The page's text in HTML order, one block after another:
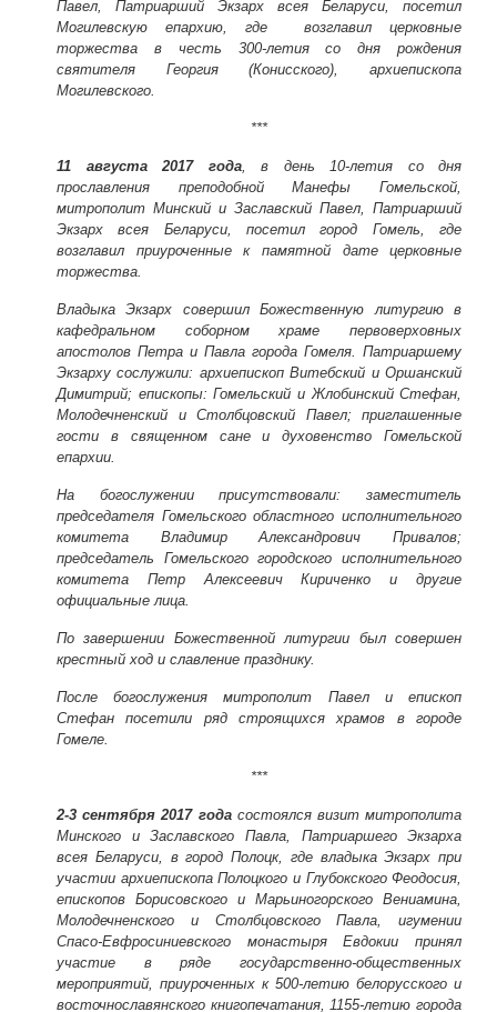
Павел, Патриарший Экзарх всея Беларуси, посетил
Могилевскую епархию, где возглавил церковные
торжества в честь 300-летия со дня рождения
святителя Георгия (Конисского), архиепископа
Могилевского.
***
11 августа 2017 года, в день 10-летия со дня
прославления преподобной Манефы Гомельской,
митрополит Минский и Заславский Павел, Патриарший
Экзарх всея Беларуси, посетил город Гомель, где
возглавил приуроченные к памятной дате церковные
торжества.
Владыка Экзарх совершил Божественную литургию в
кафедральном соборном храме первоверховных
апостолов Петра и Павла города Гомеля. Патриаршему
Экзарху сослужили: архиепископ Витебский и Оршанский
Димитрий; епископы: Гомельский и Жлобинский Стефан,
Молодечненский и Столбцовский Павел; приглашенные
гости в священном сане и духовенство Гомельской
епархии.
На богослужении присутствовали: заместитель
председателя Гомельского областного исполнительного
комитета Владимир Александрович Привалов;
председатель Гомельского городского исполнительного
комитета Петр Алексеевич Кириченко и другие
официальные лица.
По завершении Божественной литургии был совершен
крестный ход и славление празднику.
После богослужения митрополит Павел и епископ
Стефан посетили ряд строящихся храмов в городе
Гомеле.
***
2-3 сентября 2017 годасостоялся визит митрополита
Минского и Заславского Павла, Патриаршего Экзарха
всея Беларуси, в город Полоцк, где владыка Экзарх при
участии архиепископа Полоцкого и Глубокского Феодосия,
епископов Борисовского и Марьиногорского Вениамина,
Молодечненского и Столбцовского Павла, игумении
Спасо-Евфросиниевского монастыря Евдокии принял
участие в ряде государственно-общественных
мероприятий, приуроченных к 500-летию белорусского и
восточнославянского книгопечатания, 1155-летию города